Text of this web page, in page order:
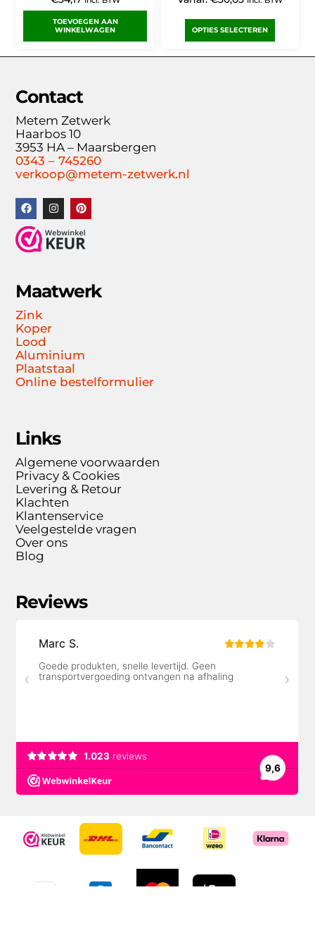
TOEVOEGEN AAN
WINKELWAGEN
OPTIES SELECTEREN
Contact
Metem Zetwerk
Haarbos 10
3953 HA – Maarsbergen
0343 – 745260
verkoop@metem-zetwerk.nl
Maatwerk
Zink
Koper
Lood
Aluminium
Plaatstaal
Online bestelformulier
Links
Algemene voorwaarden
Privacy & Cookies
Levering & Retour
Klachten
Klantenservice
Veelgestelde vragen
Over ons
Blog
Reviews